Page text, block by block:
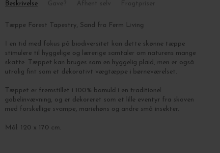
Beskrivelse
Tæppe Forest Tapestry, Sand fra Ferm Living
I en tid med fokus på biodiversitet kan dette skønne tæppe
stimulere til hyggelige og lærerige samtaler om naturens mange
skatte. Tæppet kan bruges som en hyggelig plaid, men er også
utrolig fint som et dekorativt vægtæppe i børneværelset.
Tæppet er fremstillet i 100% bomuld i en traditionel
gobelinvævning, og er dekoreret som et lille eventyr fra skoven
med forskellige svampe, mariehøns og andre små insekter.
Mål: 120 x 170 cm.